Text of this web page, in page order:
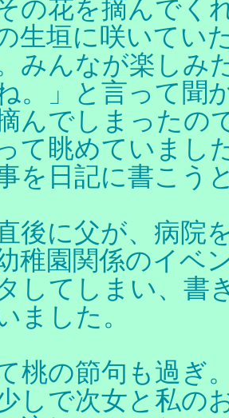
の花を摘んでく
生垣に咲いてい
みんなが楽しみ
。」と言って聞
んでしまったの
て眺めていまし
を日記に書こう
後に父が、病院
稚園関係のイベ
してしまい、書
ました。
桃の節句も過ぎ
しで次女と私の